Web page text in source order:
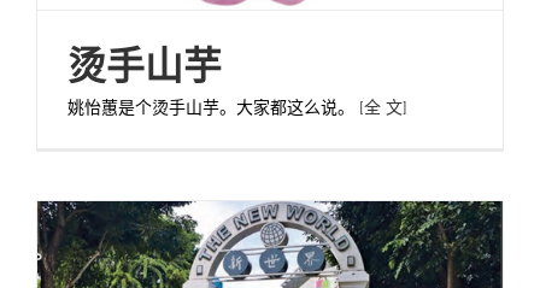
烫手山芋
姚怡蕙是个烫手山芋。大家都这么说。 [全 文]